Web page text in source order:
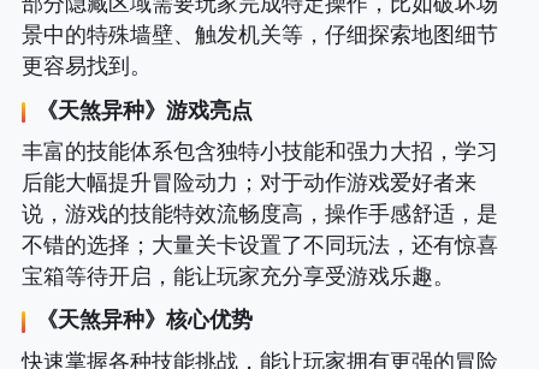
景中的特殊墙壁、触发机关等，仔细探索地图细节
更容易找到。
《天煞异种》游戏亮点
丰富的技能体系包含独特小技能和强力大招，学习
后能大幅提升冒险动力；对于动作游戏爱好者来
说，游戏的技能特效流畅度高，操作手感舒适，是
不错的选择；大量关卡设置了不同玩法，还有惊喜
宝箱等待开启，能让玩家充分享受游戏乐趣。
《天煞异种》核心优势
快速掌握各种技能挑战，能让玩家拥有更强的冒险